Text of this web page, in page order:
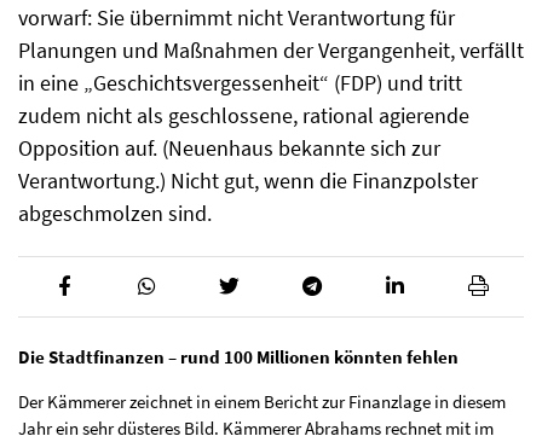
vorwarf: Sie übernimmt nicht Verantwortung für
Planungen und Maßnahmen der Vergangenheit, verfällt
in eine „Geschichtsvergessenheit“ (FDP) und tritt
zudem nicht als geschlossene, rational agierende
Opposition auf. (Neuenhaus bekannte sich zur
Verantwortung.) Nicht gut, wenn die Finanzpolster
abgeschmolzen sind.
Die Stadtfinanzen – rund 100 Millionen könnten fehlen
Der Kämmerer zeichnet in einem Bericht zur Finanzlage in diesem
Jahr ein sehr düsteres Bild. Kämmerer Abrahams rechnet mit im